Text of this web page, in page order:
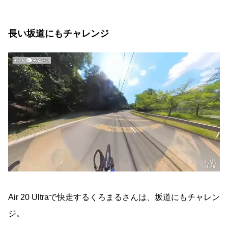
長い坂道にもチャレンジ
Air 20 Ultraで快走するくろまるさんは、坂道にもチャレン
ジ。